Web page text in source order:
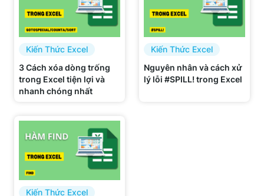
Kiến Thức Excel
3 Cách xóa dòng trống
trong Excel tiện lợi và
nhanh chóng nhất
Kiến Thức Excel
Nguyên nhân và cách xử
lý lỗi #SPILL! trong Excel
Kiến Thức Excel